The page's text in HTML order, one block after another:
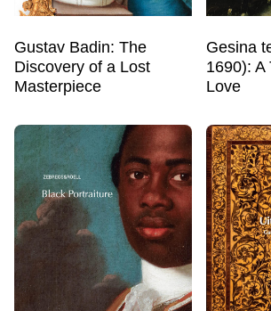
Gustav Badin: The
Discovery of a Lost
Masterpiece
Gesina
1690): A
Love